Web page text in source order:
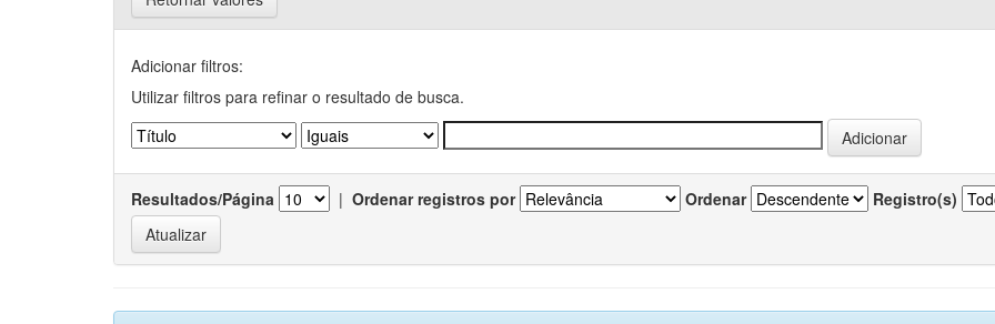
Adicionar filtros:
Utilizar filtros para refinar o resultado de busca.
Resultados/Página | Ordenar registros por Ordenar Registro(s)